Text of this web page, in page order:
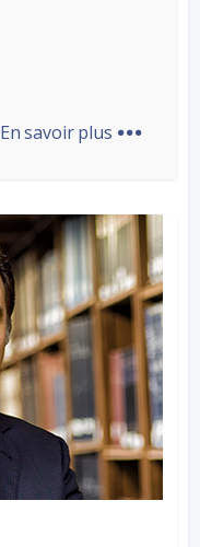
En savoir plus ...